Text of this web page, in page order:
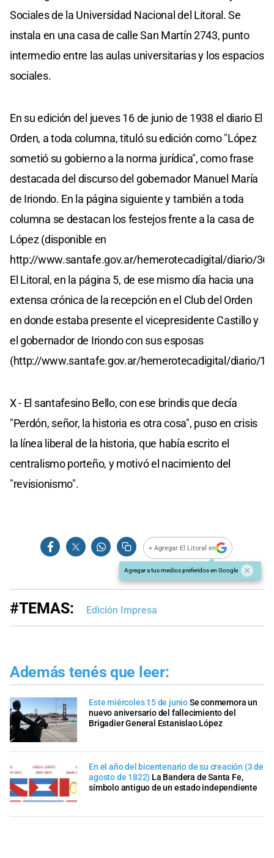
Sociales de la Universidad Nacional del Litoral. Se
instala en una casa de calle San Martín 2743, punto
intermedio entre las aulas universitarias y los espacios
sociales.
En su edición del jueves 16 de junio de 1938 el diario El
Orden, a toda columna, tituló su edición como "López
sometió su gobierno a la norma jurídica", como frase
destacada del discurso del gobernador Manuel María
de Iriondo. En la página siguiente y también a toda
columna se destacan los festejos frente a la casa de
López (disponible en
http://www.santafe.gov.ar/hemerotecadigital/diario/
El Litoral, en la página 5, de ese mismo día hacia una
extensa crónica de la recepción en el Club del Orden
en donde estaba presente el vicepresidente Castillo y
el gobernador de Iriondo con sus esposas
(http://www.santafe.gov.ar/hemerotecadigital/diario/
X - El santafesino Bello, con ese brindis que decía
"Perdón, señor, la historia es otra cosa", puso en crisis
la línea liberal de la historia, que había escrito el
centralismo porteño, y motivó el nacimiento del
"revisionismo".
+ Agregar El Litoral en
Agregar a tus medios preferidos en Google
#TEMAS: Edición Impresa
Además tenés que leer:
Este miércoles 15 de junioSe conmemora un
nuevo aniversario del fallecimiento del
Brigadier General Estanislao López
En el año del bicentenario de su creación (3 de
agosto de 1822) La Bandera de Santa Fe,
símbolo antiguo de un estado independiente